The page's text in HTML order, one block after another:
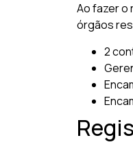
Ao fazer o
órgãos
2